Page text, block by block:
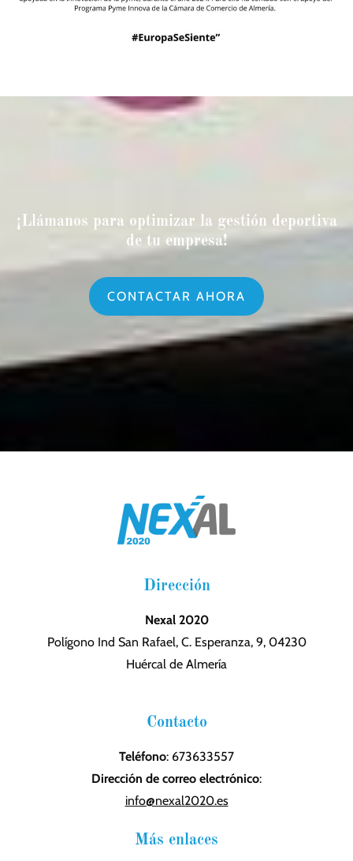
¡Llámanos para optimizar la gestión deportiva
de tu empresa!
CONTACTAR AHORA
Dirección
Nexal 2020
Polígono Ind San Rafael, C. Esperanza, 9, 04230
Huércal de Almería
Contacto
Teléfono: 673633557
Dirección de correo electrónico:
info@nexal2020.es
Más enlaces